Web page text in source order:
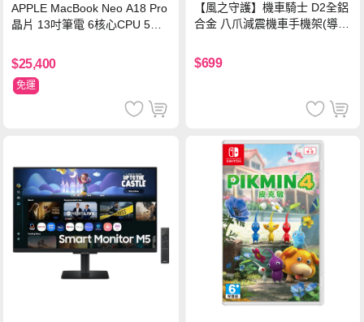
APPLE MacBook Neo A18 Pro
晶片 13吋筆電 6核心CPU 5核
$25,400
免運
【風之守護】機車騎士 D2全鋁
合金 八爪減震機車手機架(導航
族)
$699